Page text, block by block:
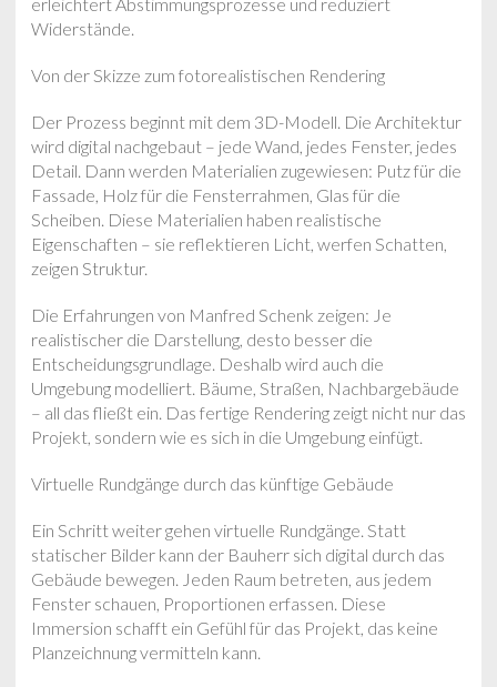
Widerstände.
Von der Skizze zum fotorealistischen Rendering
Der Prozess beginnt mit dem 3D-Modell. Die Architektur
wird digital nachgebaut – jede Wand, jedes Fenster, jedes
Detail. Dann werden Materialien zugewiesen: Putz für die
Fassade, Holz für die Fensterrahmen, Glas für die
Scheiben. Diese Materialien haben realistische
Eigenschaften – sie reflektieren Licht, werfen Schatten,
zeigen Struktur.
Die Erfahrungen von Manfred Schenk zeigen: Je
realistischer die Darstellung, desto besser die
Entscheidungsgrundlage. Deshalb wird auch die
Umgebung modelliert. Bäume, Straßen, Nachbargebäude
– all das fließt ein. Das fertige Rendering zeigt nicht nur das
Projekt, sondern wie es sich in die Umgebung einfügt.
Virtuelle Rundgänge durch das künftige Gebäude
Ein Schritt weiter gehen virtuelle Rundgänge. Statt
statischer Bilder kann der Bauherr sich digital durch das
Gebäude bewegen. Jeden Raum betreten, aus jedem
Fenster schauen, Proportionen erfassen. Diese
Immersion schafft ein Gefühl für das Projekt, das keine
Planzeichnung vermitteln kann.